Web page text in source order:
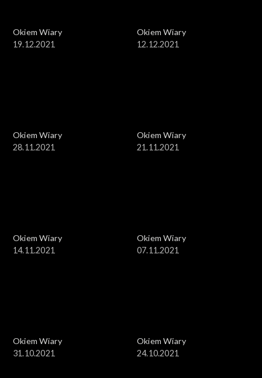
Okiem Wiary
19.12.2021
Okiem Wiary
12.12.2021
Okiem Wiary
28.11.2021
Okiem Wiary
21.11.2021
Okiem Wiary
14.11.2021
Okiem Wiary
07.11.2021
Okiem Wiary
31.10.2021
Okiem Wiary
24.10.2021